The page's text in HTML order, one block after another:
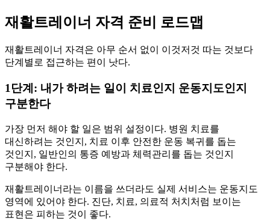
재활트레이너 자격 준비 로드맵
재활트레이너 자격은 아무 순서 없이 이것저것 따는 것보다
단계별로 접근하는 편이 낫다.
1단계: 내가 하려는 일이 치료인지 운동지도인지
구분한다
가장 먼저 해야 할 일은 범위 설정이다. 병원 치료를
대신하려는 것인지, 치료 이후 안전한 운동 복귀를 돕는
것인지, 일반인의 통증 예방과 체력관리를 돕는 것인지
구분해야 한다.
재활트레이너라는 이름을 쓰더라도 실제 서비스는 운동지도
영역에 있어야 한다. 진단, 치료, 의료적 처치처럼 보이는
표현은 피하는 것이 좋다.